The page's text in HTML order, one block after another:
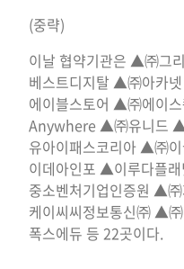
(중략)
이날 협약기관은 ▲㈜그
베스트디지탈 ▲㈜아카
에이블스토어 ▲㈜에이
Anywhere ▲㈜유니드
유아이패스코리아 ▲㈜
이데아인포 ▲이루다플
중소벤처기업인증원 ▲
케이씨씨정보통신㈜ ▲
폭스에듀 등 22곳이다.